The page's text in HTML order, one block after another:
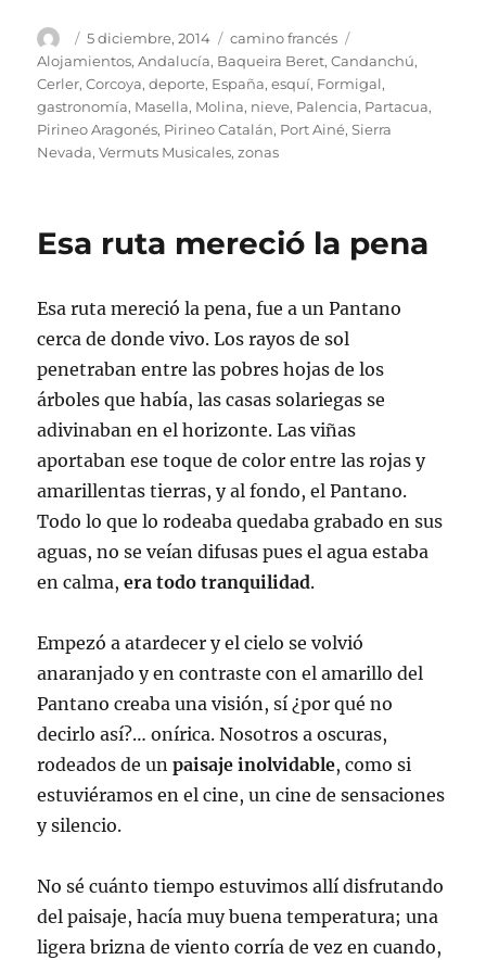
Autor
Publicado
el
5 diciembre, 2014 Categorías
camino francés
Alojamientos,Andalucía, Baqueira Beret,Candanchú,
Cerler,Corcoya,deporte, España,esquí, Formigal,
gastronomía, Masella, Molina, nieve, Palencia, Partacua,
Pirineo Aragonés, Pirineo Catalán, Port Ainé,Sierra
Nevada,Vermuts Musicales,zonas
Esa ruta mereció la pena
Esa ruta mereció la pena, fue a un Pantano
cerca de donde vivo. Los rayos de sol
penetraban entre las pobres hojas de los
árboles que había, las casas solariegas se
adivinaban en el horizonte. Las viñas
aportaban ese toque de color entre las rojas y
amarillentas tierras, y al fondo, el Pantano.
Todo lo que lo rodeaba quedaba grabado en sus
aguas, no se veían difusas pues el agua estaba
en calma,era todo tranquilidad.
Empezó a atardecer y el cielo se volvió
anaranjado y en contraste con el amarillo del
Pantano creaba una visión, sí ¿por qué no
decirlo así?… onírica. Nosotros a oscuras,
rodeados de un paisaje inolvidable, como si
estuviéramos en el cine, un cine de sensaciones
y silencio.
No sé cuánto tiempo estuvimos allí disfrutando
del paisaje, hacía muy buena temperatura; una
ligera brizna de viento corría de vez en cuando,